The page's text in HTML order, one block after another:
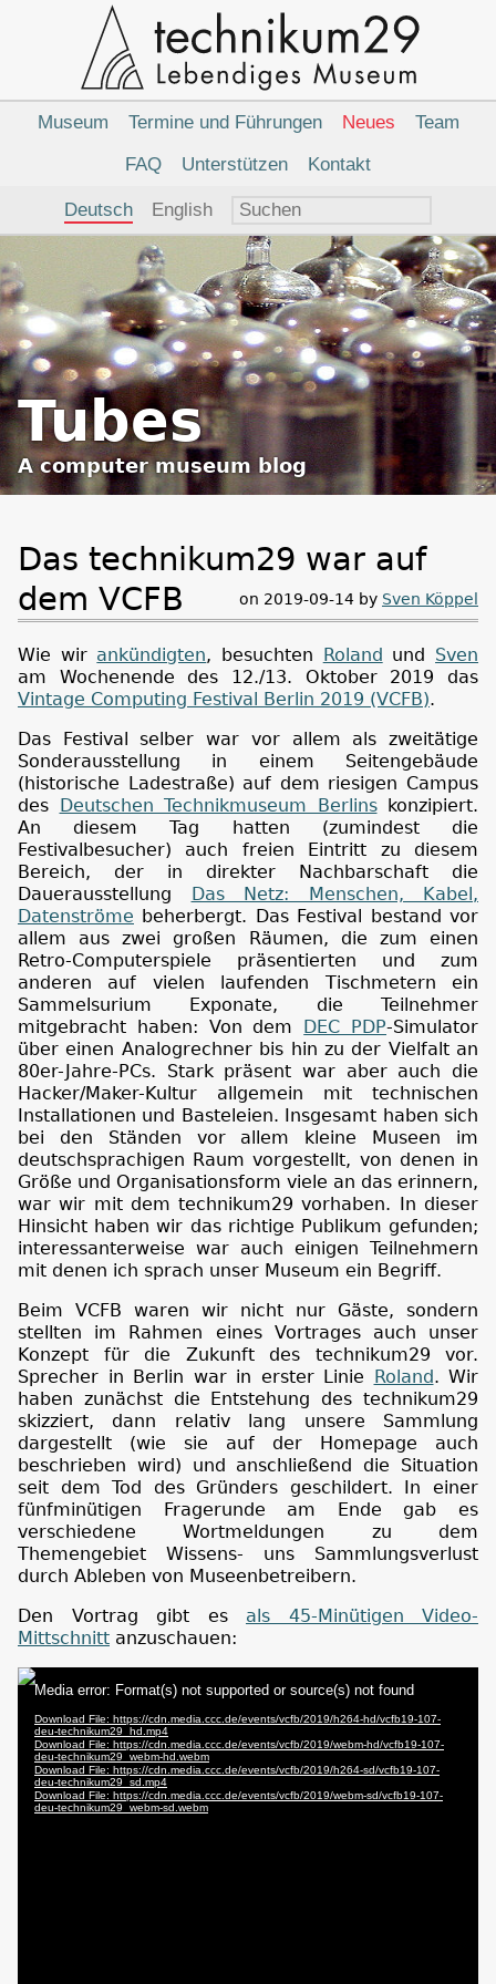
Tubes
Acomputer museumblog
Das technikum29 war auf
dem VCFB
on 2019-09-14 by Sven Köppel
Wie wir ankündigten, besuchten Roland und Sven
am Wochenende des 12./13. Oktober 2019 das
Vintage Computing Festival Berlin 2019 (VCFB).
Das Festival selber war vor allem als zweitätige
Sonderausstellung in einem Seitengebäude
(historische Ladestraße) auf dem riesigen Campus
des
Deutschen Technikmuseum Berlinskonzipiert.
An diesem Tag hatten (zumindest die
Festivalbesucher) auch freien Eintritt zu diesem
Bereich, der in direkter Nachbarschaft die
Dauerausstellung
Das Netz: Menschen, Kabel,
Datenströme beherbergt. Das Festival bestand vor
allem aus zwei großen Räumen, die zum einen
Retro-Computerspiele präsentierten und zum
anderen auf vielen laufenden Tischmetern ein
Sammelsurium Exponate, die Teilnehmer
mitgebracht haben: Von dem
DEC PDP-Simulator
über einen Analogrechner bis hin zu der Vielfalt an
80er-Jahre-PCs. Stark präsent war aber auch die
Hacker/Maker-Kultur allgemein mit technischen
Installationen und Basteleien. Insgesamt haben sich
bei den Ständen vor allem kleine Museen im
deutschsprachigen Raum vorgestellt, von denen in
Größe und Organisationsform viele an das erinnern,
war wir mit dem technikum29 vorhaben. In dieser
Hinsicht haben wir das richtige Publikum gefunden;
interessanterweise war auch einigen Teilnehmern
mit denen ich sprach unser Museum ein Begriff.
Beim VCFB waren wir nicht nur Gäste, sondern
stellten im Rahmen eines Vortrages auch unser
Konzept für die Zukunft des technikum29 vor.
Sprecher in Berlin war in erster Linie
Roland. Wir
haben zunächst die Entstehung des technikum29
skizziert, dann relativ lang unsere Sammlung
dargestellt (wie sie auf der Homepage auch
beschrieben wird) und anschließend die Situation
seit dem Tod des Gründers geschildert. In einer
fünfminütigen Fragerunde am Ende gab es
verschiedene Wortmeldungen zu dem
Themengebiet Wissens- uns Sammlungsverlust
durch Ableben von Museenbetreibern.
Den Vortrag gibt es als 45-Minütigen Video-
Mittschnitt anzuschauen:
Hauptnavigation
Museum Termine und Führungen Neues
Team
FAQ
Unterstützen Kontakt
Sprachauswahl
Deutsch English